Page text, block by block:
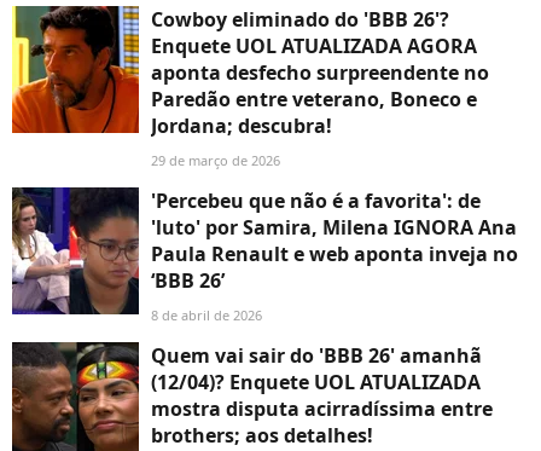
Cowboy eliminado do 'BBB 26'?
Enquete UOL ATUALIZADA AGORA
aponta desfecho surpreendente no
Paredão entre veterano, Boneco e
Jordana; descubra!
29 de março de 2026
'Percebeu que não é a favorita': de
'luto' por Samira, Milena IGNORA Ana
Paula Renault e web aponta inveja no
‘BBB 26’
8 de abril de 2026
Quem vai sair do 'BBB 26' amanhã
(12/04)? Enquete UOL ATUALIZADA
mostra disputa acirradíssima entre
brothers; aos detalhes!